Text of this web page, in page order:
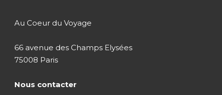
pêcheursouexcursion en
naturelles riches en flore et faune typique
de cet environnement. Aperçu de la vie
pêcheurs, des fermes… (Selon l’heure
Au Coeur du Voyage
66 avenue des Champs Elysées
75008 Paris
Nous contacter